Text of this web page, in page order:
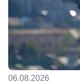
06.08.2026